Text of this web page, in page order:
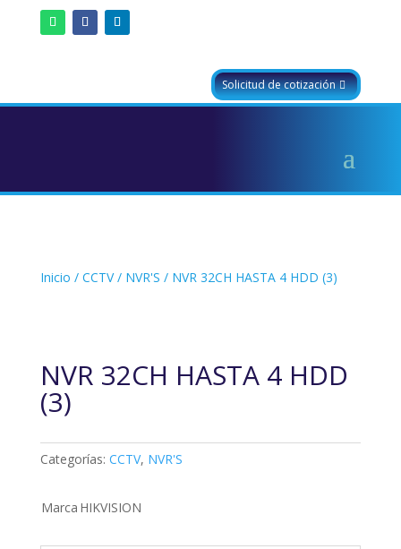
Solicitud de cotización
Inicio / CCTV/ NVR'S / NVR 32CH HASTA 4 HDD (3)
NVR 32CH HASTA 4 HDD
(3)
Categorías: CCTV, NVR'S
Marca HIKVISION